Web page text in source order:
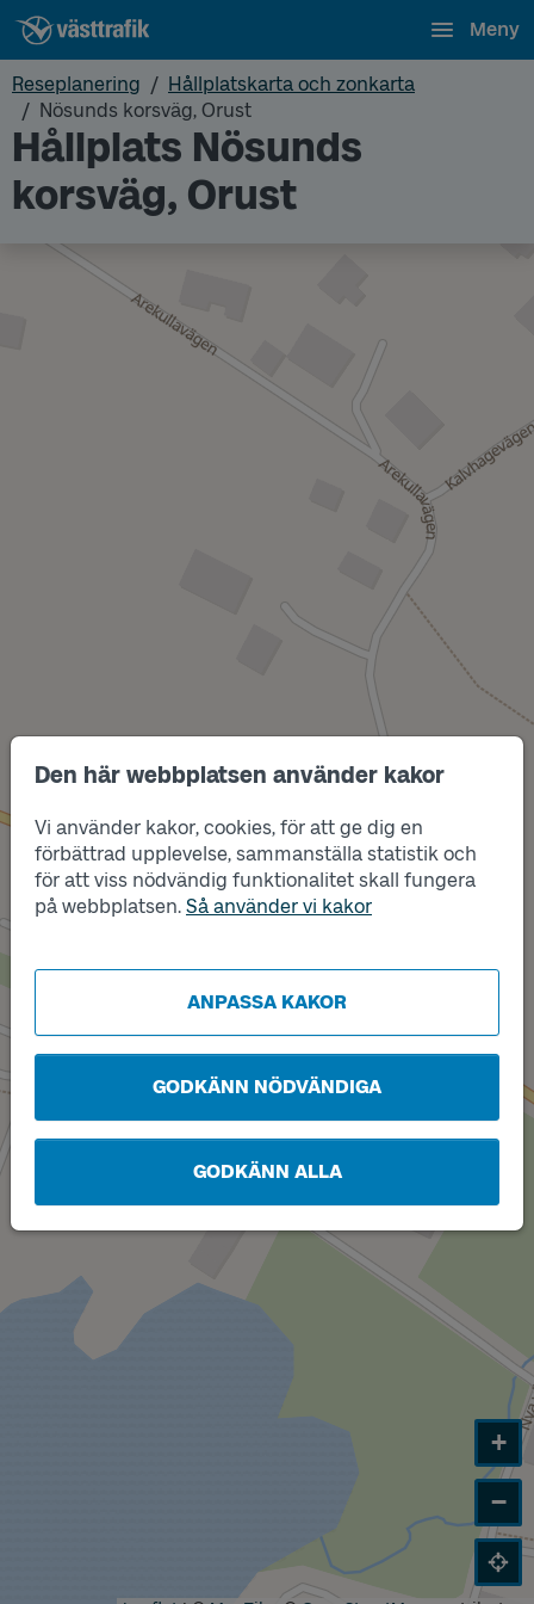
Den här webbplatsen använder kakor
Vi använder kakor, cookies, för att ge dig en
förbättrad upplevelse, sammanställa statistik och
för att viss nödvändig funktionalitet skall fungera
på webbplatsen. Så använder vi kakor
ANPASSA KAKOR
GODKÄNN NÖDVÄNDIGA
GODKÄNN ALLA
Meny
Reseplanering
Hållplatskarta och zonkarta
Nösunds korsväg, Orust
Hållplats Nösunds
korsväg, Orust
Läge
A
Läge
B
+
−